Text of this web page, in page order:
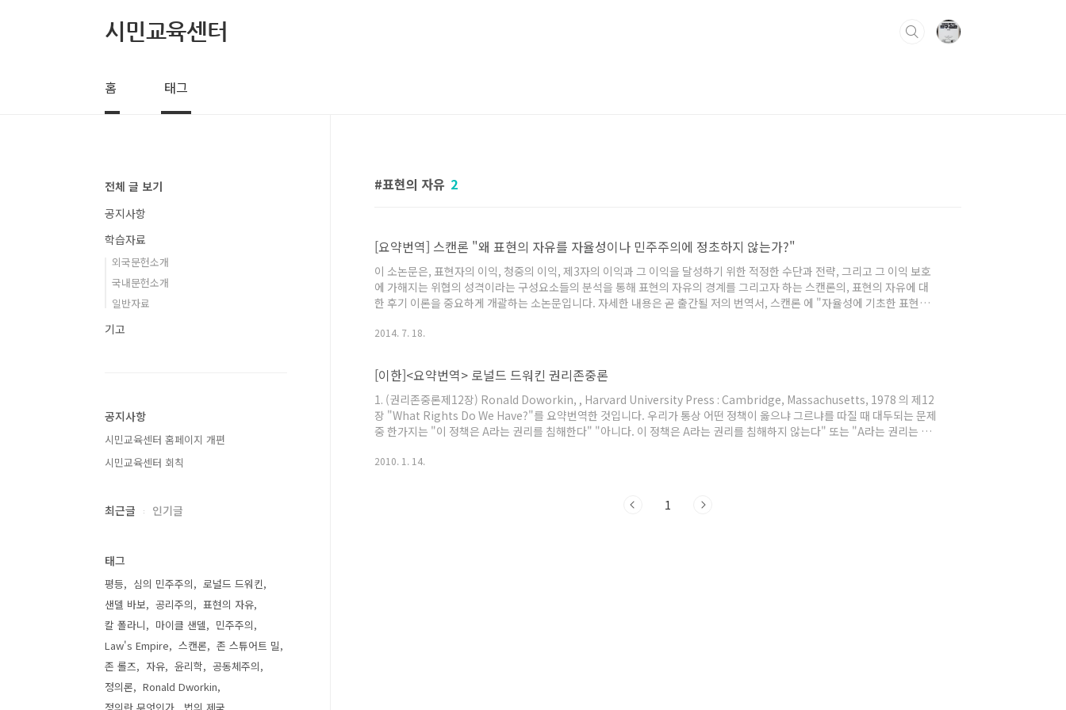
시민교육센터
홈 태그
표현의 자유 2
[요약번역] 스캔론 "왜 표현의 자유를 자율성이나 민주주의에 정초하지 않는가?"
이 소논문은, 표현자의 이익, 청중의 이익, 제3자의 이익과 그 이익을 달성하기 위한 적정한 수단과 전략, 그리고 그 이익 보호
에 가해지는 위협의 성격이라는 구성요소들의 분석을 통해 표현의 자유의 경계를 그리고자 하는 스캔론의, 표현의 자유에 대
한 후기 이론을 중요하게 개괄하는 소논문입니다. 자세한 내용은 곧 출간될 저의 번역서, 스캔론 에 "자율성에 기초한 표현의
만 아니라, 헌법 기본권의 성격(일정한 이익 보호의 성격), 그리고 헌법 제정사나 판례사가 헌법 해석에 미치는 영향의 한계, 헌
2014. 7. 18.
[이한]<요약번역> 로널드 드워킨 권리존중론
1. (권리존중론제12장) Ronald Doworkin, , Harvard University Press : Cambridge, Massachusetts, 1978 의 제12
장 "What Rights Do We Have?"를 요약번역한 것입니다. 우리가 통상 어떤 정책이 옳으냐 그르냐를 따질 때 대두되는 문제
중 한가지는 "이 정책은 A라는 권리를 침해한다" "아니다. 이 정책은 A라는 권리를 침해하지 않는다" 또는 "A라는 권리는 없
각시킬 수 있는 자격을 가진 권리란 도대체 무엇이냐를 이해해야 합니다. 여기서 이해한다는 것은 단순히 도그마틱한 동어반
2010. 1. 14.
1
전체 글 보기
공지사항
학습자료
외국문헌소개
국내문헌소개
일반자료
기고
공지사항
시민교육센터 홈페이지 개편
시민교육센터 회칙
최근글 인기글
태그
평등 심의 민주주의
로널드 드워킨
샌델 바보
공리주의
표현의 자유
칼 폴라니
마이클 샌델
민주주의
Law's Empire
스캔론
존 스튜어트 밀
존 롤즈
자유 윤리학
공동체주의
정의론
Ronald Dworkin